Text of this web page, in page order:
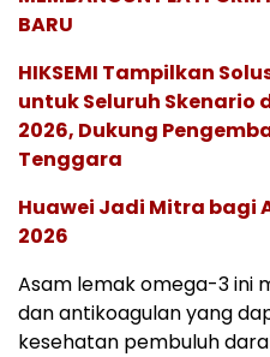
BARU
HIKSEMI Tampilkan
untuk Seluruh Skenario
2026, Dukung
Tenggara
Huawei Jadi Mitra bagi
2026
Asam lemak omega-3 ini
dan antikoagulan yang
kesehatan pembuluh